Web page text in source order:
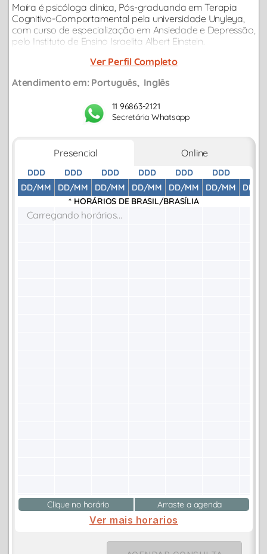
Maíra é psicóloga clínica, Pós-graduanda em Terapia
Cognitivo-Comportamental pela universidade Unyleya,
com curso de especialização em Ansiedade e Depressão,
pelo Instituto de Ensino Israelita Albert Einstein.
Ver Perfil Completo
Atendimento em: Português Inglês
11 96863-2121
Secretária Whatsapp
Presencial Online
DDD
DD/MM
DDD
DD/MM
DDD
DD/MM
DDD
DD/MM
DDD
DD/MM
DDD
DD/MM
DD/
* HORÁRIOS DE BRASIL/BRASÍLIA
Carregando horários...
Clique no horário Arraste a agenda
Ver mais horarios